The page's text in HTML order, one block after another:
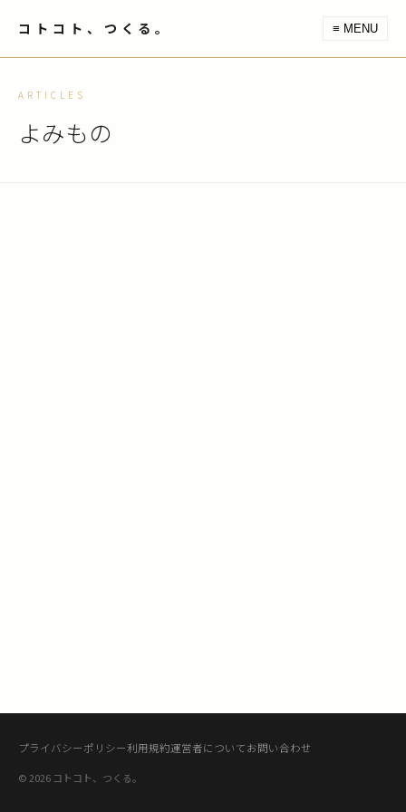
コトコト、つくる。 ≡ MENU
ARTICLES
よみもの
プライバシーポリシー利用規約運営者についてお問い合わせ
© 2026 コトコト、つくる。